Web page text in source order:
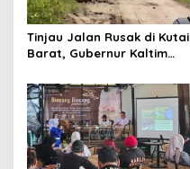
Tinjau Jalan Rusak di Kutai
Barat, Gubernur Kaltim
Kilometer